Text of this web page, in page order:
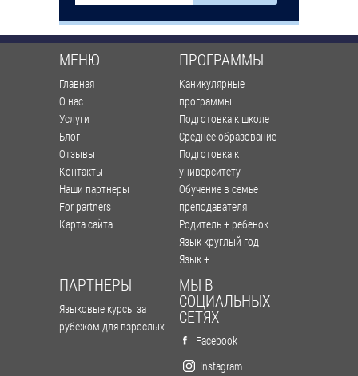
МЕНЮ
Главная
О нас
Услуги
Блог
Отзывы
Контакты
Наши партнеры
For partners
Карта сайта
ПРОГРАММЫ
Каникулярные
программы
Подготовка к школе
Среднее образование
Подготовка к
университету
Обучение в семье
преподавателя
Родитель + ребенок
Язык круглый год
Язык +
ПАРТНЕРЫ
Языковые курсы за
рубежом для взрослых
МЫ В
СОЦИАЛЬНЫХ
СЕТЯХ
Facebook
Instagram